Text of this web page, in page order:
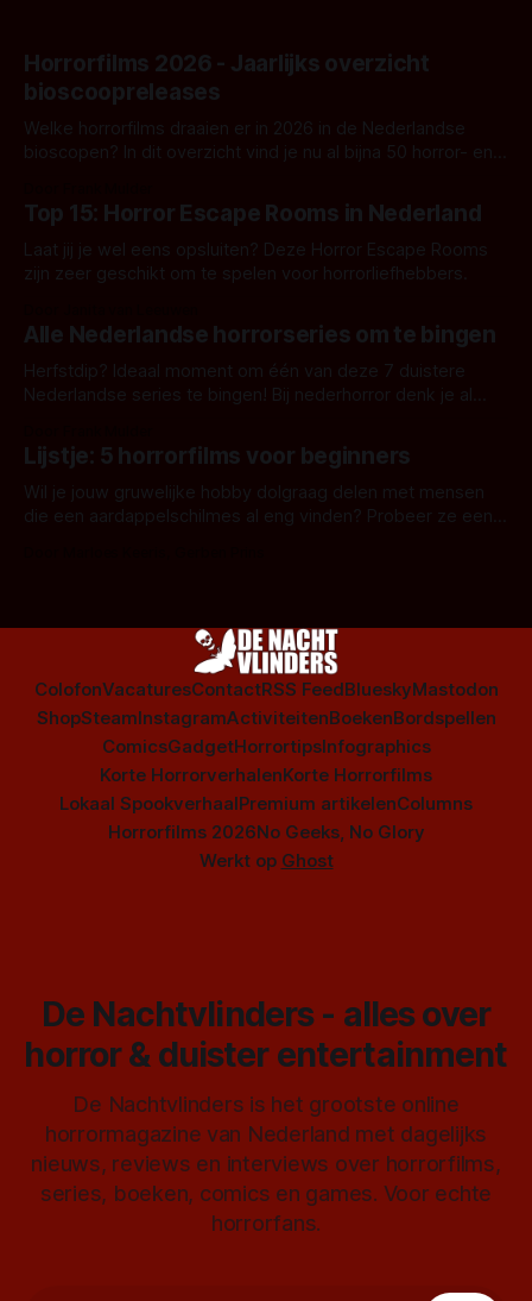
Horrorfilms 2026 - Jaarlijks overzicht
bioscoopreleases
Welke horrorfilms draaien er in 2026 in de Nederlandse
bioscopen? In dit overzicht vind je nu al bijna 50 horror- en
Top 15: Horror Escape Rooms in Nederland
Laat jij je wel eens opsluiten? Deze Horror Escape Rooms
zijn zeer geschikt om te spelen voor horrorliefhebbers.
Alle Nederlandse horrorseries om te bingen
Herfstdip? Ideaal moment om één van deze 7 duistere
Nederlandse series te bingen! Bij nederhorror denk je al
Amsterdamned of The Johnsons. Maar Nederlandse horror
is niet beperkt tot films. Hier een aantal Nederlandse tv-
series uit het duistere of horrorgenre. Als
Lijstje: 5 horrorfilms voor beginners
Wil je jouw gruwelijke hobby dolgraag delen met mensen
die een aardappelschilmes al eng vinden? Probeer ze eens
ColofonVacaturesContactRSS FeedBlueskyMastodon
ShopSteamInstagramActiviteitenBoekenBordspellen
ComicsGadgetHorrortipsInfographics
Korte HorrorverhalenKorte Horrorfilms
Lokaal SpookverhaalPremium artikelenColumns
Horrorfilms 2026No Geeks, No Glory
Werkt op Ghost
De Nachtvlinders - alles over
horror & duister entertainment
De Nachtvlinders is het grootste online
horrormagazine van Nederland met dagelijks
nieuws, reviews en interviews over horrorfilms,
series, boeken, comics en games. Voor echte
horrorfans.